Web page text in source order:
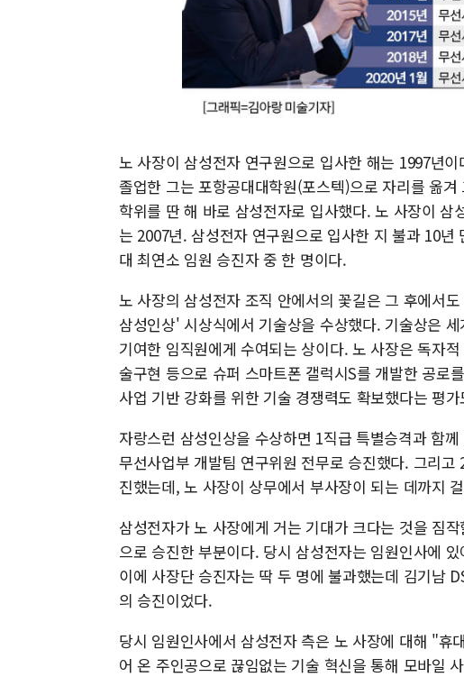
노 사장이 삼성전자 연구원으로 입사한 해는 1997년
졸업한 그는 포항공대대학원(포스텍)으로 자리를 옮
학위를 딴 해 바로 삼성전자로 입사했다. 노 사장이
는 2007년. 삼성전자 연구원으로 입사한 지 불과 10
대 최연소 임원 승진자 중 한 명이다.
노 사장의 삼성전자 조직 안에서의 꽃길은 그 후에서
삼성인상' 시상식에서 기술상을 수상했다. 기술상은
기여한 임직원에게 수여되는 상이다. 노 사장은 독자
술구현 등으로 슈퍼 스마트폰 갤럭시S를 개발한 공로
사업 기반 강화를 위한 기술 경쟁력도 확보했다는 평
자랑스런 삼성인상을 수상하면 1직급 특별승격과 함
무선사업부 개발팀 연구위원 전무로 승진했다. 그리
진했는데, 노 사장이 상무에서 부사장이 되는 데까지
삼성전자가 노 사장에게 거는 기대가 크다는 것을 짐
으로 승진한 부분이다. 당시 삼성전자는 임원인사에
이에 사장단 승진자는 딱 두 명에 불과했는데 김기남
의 승진이었다.
당시 임원인사에서 삼성전자 측은 노 사장에 대해 "휴
어 온 주인공으로 끊임없는 기술 혁신을 통해 모바일